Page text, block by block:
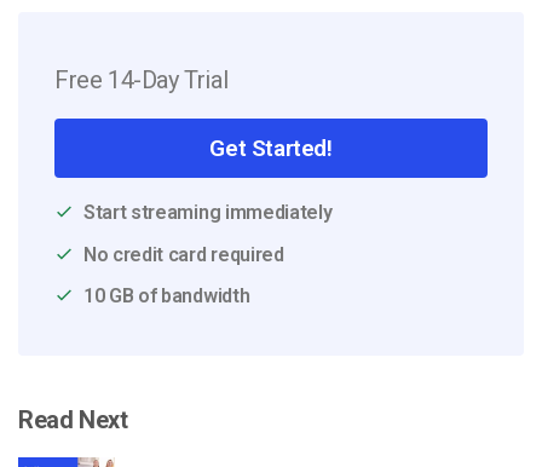
Free 14-Day Trial
Get Started!
Start streaming immediately
No credit card required
10 GB of bandwidth
Read Next